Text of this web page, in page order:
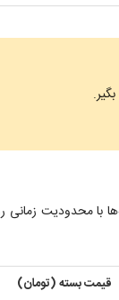
محدودیت زمانی
قیمت بسته (تومان)